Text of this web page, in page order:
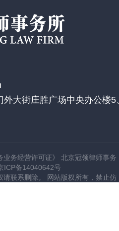
大街庄胜广场中央办公楼5
业务经营许可证》 北京冠领律师事务
ICP备14040642号
请联系删除。 网站版权所有，禁止仿